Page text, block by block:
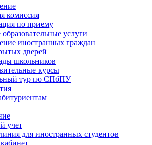
комиссия
по приему
услуги
иностранных граждан
дверей
школьников
курсы
тур по СПбПУ
учет
для иностранных студентов